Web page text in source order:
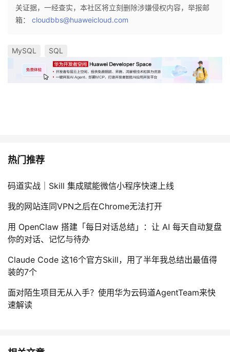
关证据，一经查实，本社区将立刻删除涉嫌侵权内容，举报邮
箱： cloudbbs@huaweicloud.com
MySQL SQL
热门推荐
码道实战｜Skill 集成赋能微信小程序快速上线
我的网站连同VPN之后在Chrome无法打开
用 OpenClaw 搭建「每日对话总结」：让 AI 每天自动复盘
你的对话、记忆与待办
Claude Code 这16个官方Skill，用了半年我总结出最值得
装的7个
面对陌生项目无从入手？使用华为云码道AgentTeam来快
速解读